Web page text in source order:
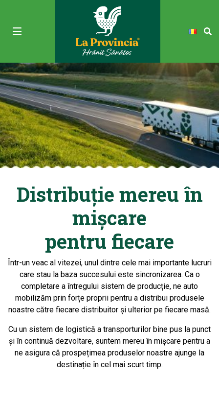
Distribuție mereu în
mișcare
pentru fiecare
Într-un veac al vitezei, unul dintre cele mai importante lucruri
care stau la baza succesului este sincronizarea. Ca o
completare a întregului sistem de producție, ne auto
mobilizăm prin forțe proprii pentru a distribui produsele
noastre către fiecare distribuitor și ulterior pe fiecare masă.
Cu un sistem de logistică a transporturilor bine pus la punct
și în continuă dezvoltare, suntem mereu în mișcare pentru a
ne asigura că prospețimea produselor noastre ajunge la
destinație în cel mai scurt timp.